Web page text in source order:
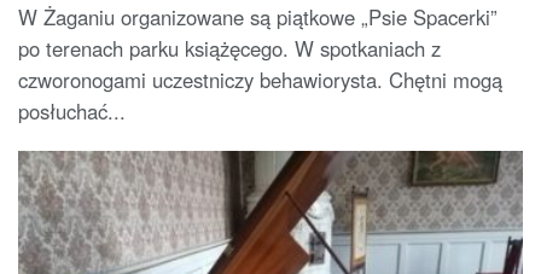
W Żaganiu organizowane są piątkowe „Psie Spacerki”
po terenach parku książęcego. W spotkaniach z
czworonogami uczestniczy behawiorysta. Chętni mogą
posłuchać...